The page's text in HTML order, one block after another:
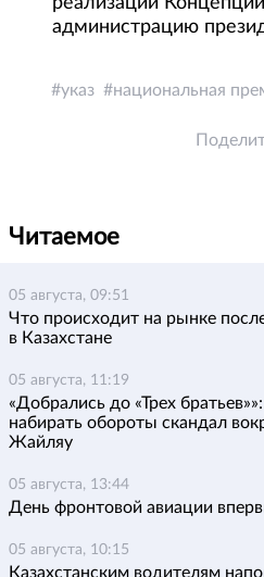
администрацию
указ национальная
Читаемое
05 августа, 09:51
Что происходит на рынке
в Казахстане
05 августа, 11:19
«Добрались до «Трех
набирать обороты скандал
Жайляу
05 августа, 13:44
День фронтовой авиации
05 августа, 10:15
Казахстанским водителям